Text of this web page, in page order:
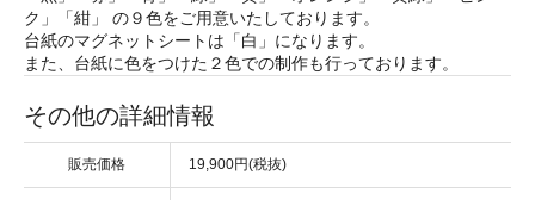
ク」「紺」 の９色をご用意いたしております。
台紙のマグネットシートは「白」になります。
また、台紙に色をつけた２色での制作も行っております。
その他の詳細情報
販売価格 19,900円(税抜)